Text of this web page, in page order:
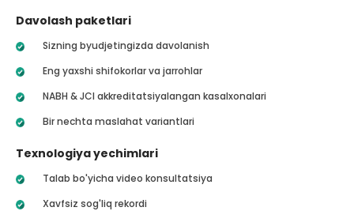
Davolash paketlari
Sizning byudjetingizda davolanish
Eng yaxshi shifokorlar va jarrohlar
NABH & JCI akkreditatsiyalangan kasalxonalari
Bir nechta maslahat variantlari
Texnologiya yechimlari
Talab bo'yicha video konsultatsiya
Xavfsiz sog'liq rekordi